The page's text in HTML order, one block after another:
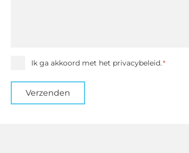
Instemming
Ik ga akkoord met het privacybeleid.*
Verzenden